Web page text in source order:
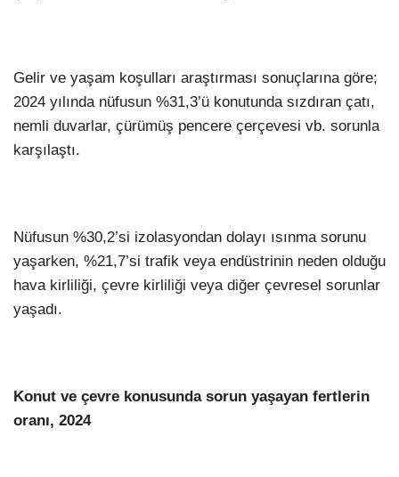
Gelir ve yaşam koşulları araştırması sonuçlarına göre;
2024 yılında nüfusun %31,3’ü konutunda sızdıran çatı,
nemli duvarlar, çürümüş pencere çerçevesi vb. sorunla
karşılaştı.
Nüfusun %30,2’si izolasyondan dolayı ısınma sorunu
yaşarken, %21,7’si trafik veya endüstrinin neden olduğu
hava kirliliği, çevre kirliliği veya diğer çevresel sorunlar
yaşadı.
Konut ve çevre konusunda sorun yaşayan fertlerin
oranı, 2024